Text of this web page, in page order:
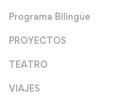
Programa Bilingüe
PROYECTOS
TEATRO
VIAJES